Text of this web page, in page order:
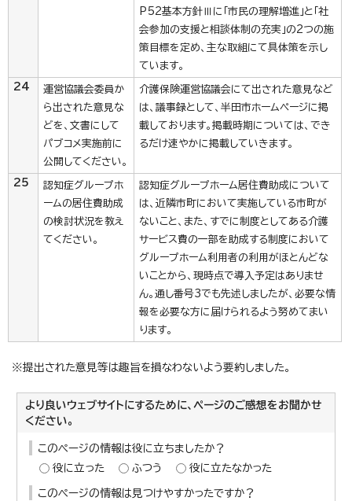
P52基本方針Ⅲに「市民の理解増進」と「社
会参加の支援と相談体制の充実」の2つの施
策目標を定め、主な取組にて具体策を示し
ています。
24
運営協議会委員か
ら出された意見な
どを、文書にして
パブコメ実施前に
公開してください。
介護保険運営協議会にて出された意見など
は、議事録として、半田市ホームページに掲
載しております。掲載時期については、でき
るだけ速やかに掲載していきます。
25
認知症グループホ
ームの居住費助成
の検討状況を教え
てください。
認知症グループホーム居住費助成について
は、近隣市町において実施している市町が
ないこと、また、すでに制度としてある介護
サービス費の一部を助成する制度において
グループホーム利用者の利用がほとんどな
いことから、現時点で導入予定はありませ
ん。通し番号3でも先述しましたが、必要な情
報を必要な方に届けられるよう努めてまい
ります。
※提出された意見等は趣旨を損なわないよう要約しました。
より良いウェブサイトにするために、ページのご感想をお聞かせ
ください。
このページの情報は役に立ちましたか？
役に立った
ふつう 役に立たなかった
このページの情報は見つけやすかったですか？